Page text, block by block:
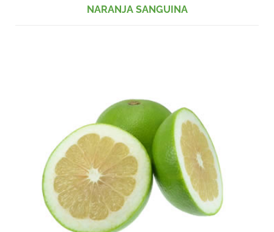
NARANJA SANGUINA